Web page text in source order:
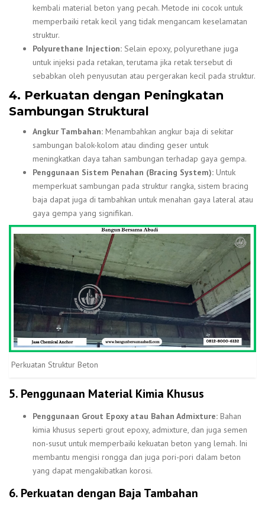
kembali material beton yang pecah. Metode ini cocok untuk
memperbaiki retak kecil yang tidak mengancam keselamatan
struktur.
Polyurethane Injection: Selain epoxy, polyurethane juga
untuk injeksi pada retakan, terutama jika retak tersebut di
sebabkan oleh penyusutan atau pergerakan kecil pada struktur.
4. Perkuatan dengan Peningkatan
Sambungan Struktural
Angkur Tambahan: Menambahkan angkur baja di sekitar
sambungan balok-kolom atau dinding geser untuk
meningkatkan daya tahan sambungan terhadap gaya gempa.
Penggunaan Sistem Penahan (Bracing System): Untuk
memperkuat sambungan pada struktur rangka, sistem bracing
baja dapat juga di tambahkan untuk menahan gaya lateral atau
gaya gempa yang signifikan.
Perkuatan Struktur Beton
5. Penggunaan Material Kimia Khusus
Penggunaan Grout Epoxy atau Bahan Admixture: Bahan
kimia khusus seperti grout epoxy, admixture, dan juga semen
non-susut untuk memperbaiki kekuatan beton yang lemah. Ini
membantu mengisi rongga dan juga pori-pori dalam beton
yang dapat mengakibatkan korosi.
6. Perkuatan dengan Baja Tambahan